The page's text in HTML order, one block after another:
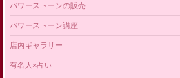
パワーストーンの販売
パワーストーン講座
店内ギャラリー
有名人×占い